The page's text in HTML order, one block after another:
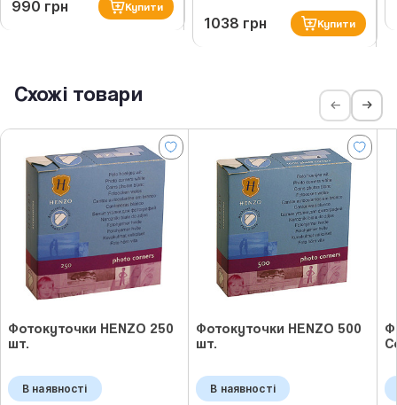
990 грн Купити
1038 грн Купити
Схожі товари
Фотокуточки HENZO 250
шт.
В наявності
Фотокуточки HENZO 500
шт.
В наявності